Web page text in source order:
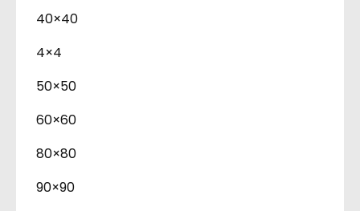
40×40
4×4
50×50
60×60
80×80
90×90